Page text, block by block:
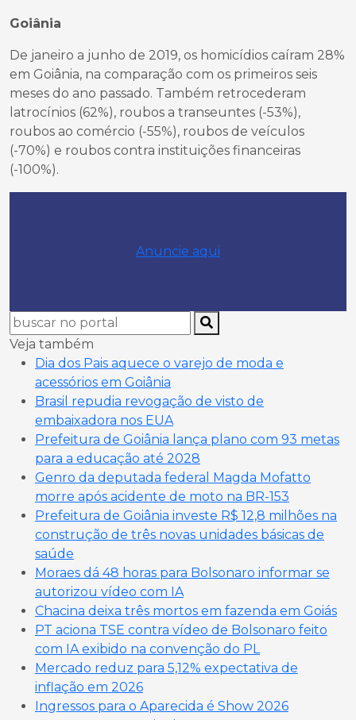
Goiânia
De janeiro a junho de 2019, os homicídios caíram 28%
em Goiânia, na comparação com os primeiros seis
meses do ano passado. Também retrocederam
latrocínios (62%), roubos a transeuntes (-53%),
roubos ao comércio (-55%), roubos de veículos
(-70%) e roubos contra instituições financeiras
(-100%).
Anuncie aqui
Veja também
Dia dos Pais aquece o varejo de moda e
acessórios em Goiânia
Brasil repudia revogação de visto de
embaixadora nos EUA
Prefeitura de Goiânia lança plano com 93 metas
para a educação até 2028
Genro da deputada federal Magda Mofatto
morre após acidente de moto na BR-153
Prefeitura de Goiânia investe R$ 12,8 milhões na
construção de três novas unidades básicas de
saúde
Moraes dá 48 horas para Bolsonaro informar se
autorizou vídeo com IA
Chacina deixa três mortos em fazenda em Goiás
PT aciona TSE contra vídeo de Bolsonaro feito
com IA exibido na convenção do PL
Mercado reduz para 5,12% expectativa de
inflação em 2026
Ingressos para o Aparecida é Show 2026